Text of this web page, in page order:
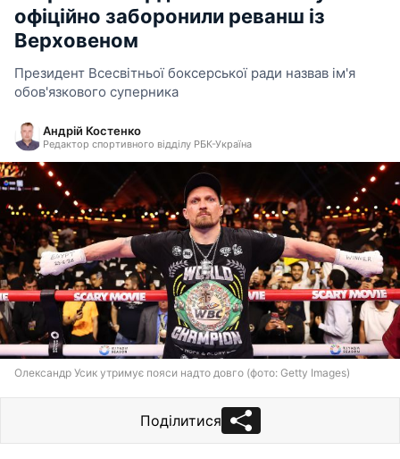
офіційно заборонили реванш із
Верховеном
Президент Всесвітньої боксерської ради назвав ім'я
обов'язкового суперника
Андрій Костенко
Редактор спортивного відділу РБК-Україна
Олександр Усик утримує пояси надто довго (фото: Getty Images)
Поділитися